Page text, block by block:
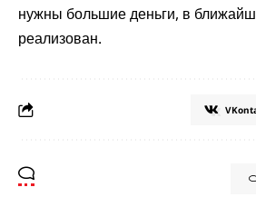
нужны большие деньги, в
реализован.